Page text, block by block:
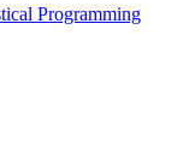
Programming